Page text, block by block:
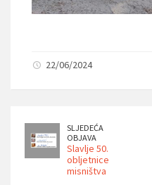
22/06/2024
SLJEDEĆA
OBJAVA
Slavlje 50.
obljetnice
misništva